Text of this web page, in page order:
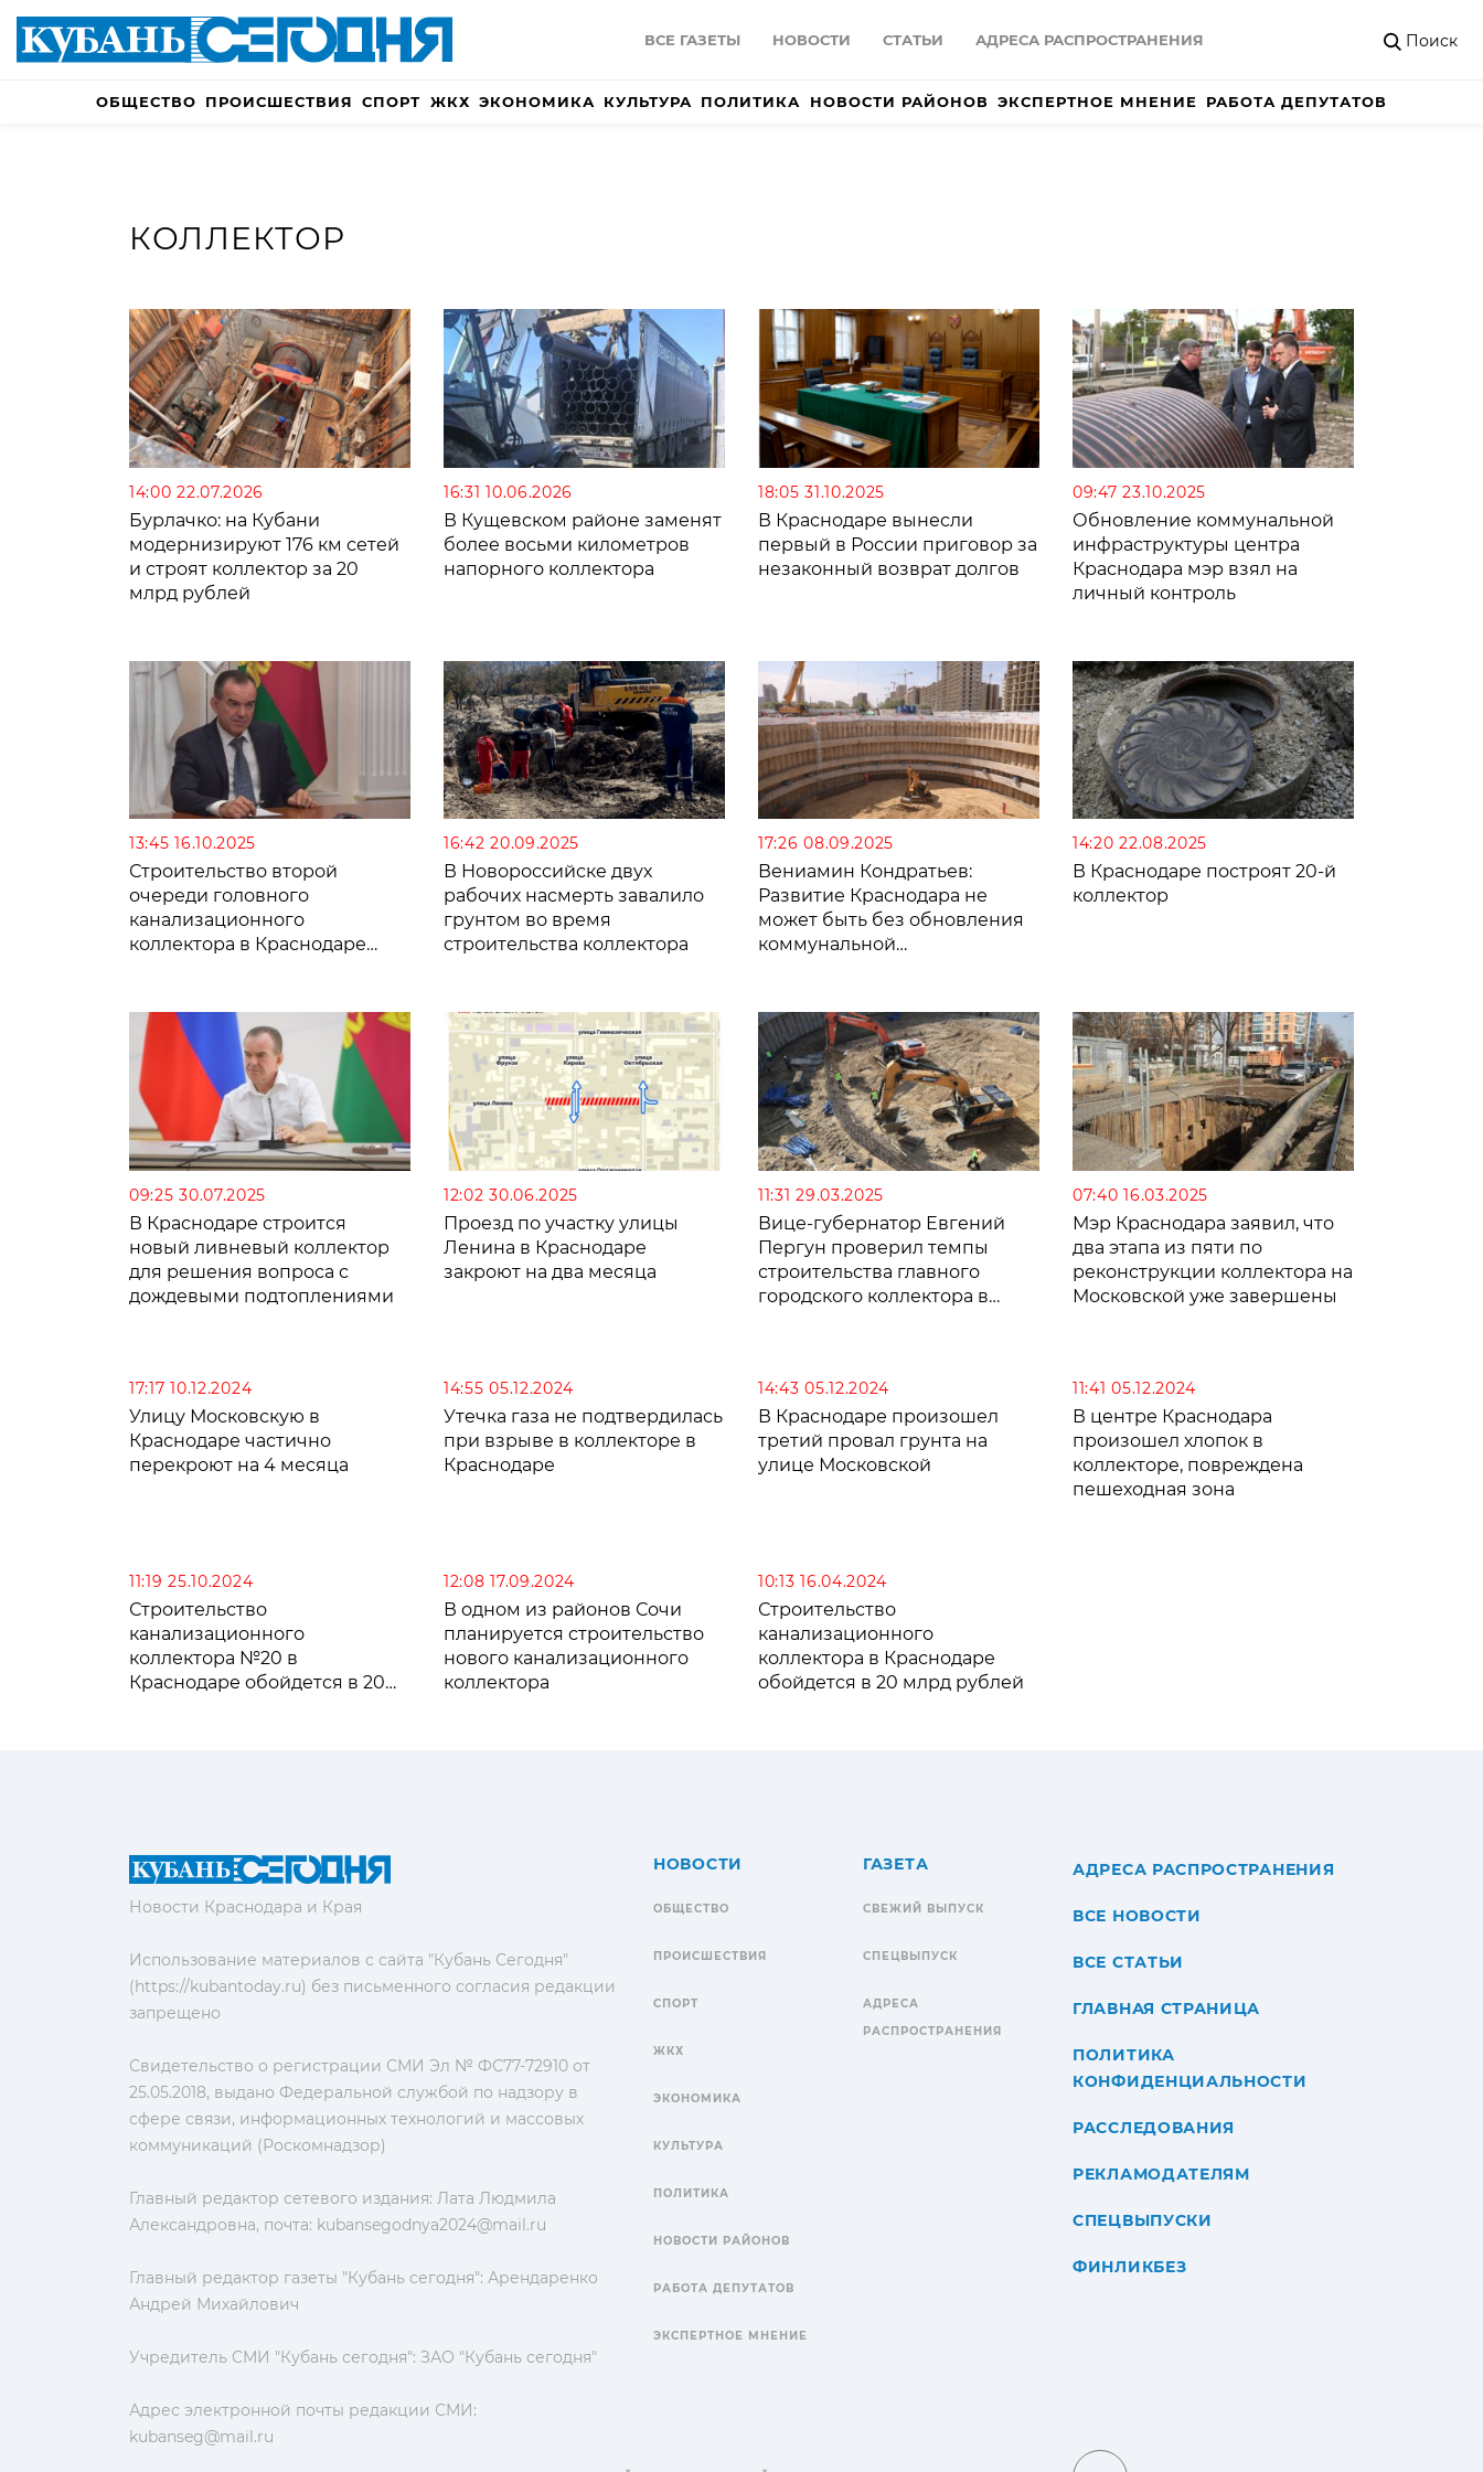
ВСЕ ГАЗЕТЫ НОВОСТИ СТАТЬИ АДРЕСА РАСПРОСТРАНЕНИЯ Поиск
ОБЩЕСТВО ПРОИСШЕСТВИЯ СПОРТ ЖКХ ЭКОНОМИКА КУЛЬТУРА ПОЛИТИКА НОВОСТИ РАЙОНОВ ЭКСПЕРТНОЕ МНЕНИЕ РАБОТА ДЕПУТАТОВ
КОЛЛЕКТОР
14:00 22.07.2026
Бурлачко: на Кубани
модернизируют 176 км сетей
и строят коллектор за 20
млрд рублей
16:31 10.06.2026
В Кущевском районе заменят
более восьми километров
напорного коллектора
18:05 31.10.2025
В Краснодаре вынесли
первый в России приговор за
незаконный возврат долгов
09:47 23.10.2025
Обновление коммунальной
инфраструктуры центра
Краснодара мэр взял на
личный контроль
13:45 16.10.2025
Строительство второй
очереди головного
канализационного
коллектора в Краснодаре
16:42 20.09.2025
В Новороссийске двух
рабочих насмерть завалило
грунтом во время
строительства коллектора
17:26 08.09.2025
Вениамин Кондратьев:
Развитие Краснодара не
может быть без обновления
коммунальной
14:20 22.08.2025
В Краснодаре построят 20-й
коллектор
09:25 30.07.2025
В Краснодаре строится
новый ливневый коллектор
для решения вопроса с
дождевыми подтоплениями
12:02 30.06.2025
Проезд по участку улицы
Ленина в Краснодаре
закроют на два месяца
11:31 29.03.2025
Вице-губернатор Евгений
Пергун проверил темпы
строительства главного
городского коллектора в
07:40 16.03.2025
Мэр Краснодара заявил, что
два этапа из пяти по
реконструкции коллектора на
Московской уже завершены
17:17 10.12.2024
Улицу Московскую в
Краснодаре частично
перекроют на 4 месяца
14:55 05.12.2024
Утечка газа не подтвердилась
при взрыве в коллекторе в
Краснодаре
14:43 05.12.2024
В Краснодаре произошел
третий провал грунта на
улице Московской
11:41 05.12.2024
В центре Краснодара
произошел хлопок в
коллекторе, повреждена
пешеходная зона
11:19 25.10.2024
Строительство
канализационного
коллектора №20 в
Краснодаре обойдется в 20
12:08 17.09.2024
В одном из районов Сочи
планируется строительство
нового канализационного
коллектора
10:13 16.04.2024
Строительство
канализационного
коллектора в Краснодаре
обойдется в 20 млрд рублей
Новости Краснодара и Края
Использование материалов с сайта "Кубань Сегодня"
(https://kubantoday.ru) без письменного согласия редакции
запрещено
Свидетельство о регистрации СМИ Эл № ФС77-72910 от
25.05.2018, выдано Федеральной службой по надзору в
сфере связи, информационных технологий и массовых
коммуникаций (Роскомнадзор)
Главный редактор сетевого издания: Лата Людмила
Александровна, почта: kubansegodnya2024@mail.ru
Главный редактор газеты "Кубань сегодня": Арендаренко
Андрей Михайлович
Учредитель СМИ "Кубань сегодня": ЗАО "Кубань сегодня"
Адрес электронной почты редакции СМИ:
kubanseg@mail.ru
НОВОСТИ
ОБЩЕСТВО
ПРОИСШЕСТВИЯ
СПОРТ
ЖКХ
ЭКОНОМИКА
КУЛЬТУРА
ПОЛИТИКА
НОВОСТИ РАЙОНОВ
РАБОТА ДЕПУТАТОВ
ЭКСПЕРТНОЕ МНЕНИЕ
ГАЗЕТА
СВЕЖИЙ ВЫПУСК
СПЕЦВЫПУСК
АДРЕСА
РАСПРОСТРАНЕНИЯ
АДРЕСА РАСПРОСТРАНЕНИЯ
ВСЕ НОВОСТИ
ВСЕ СТАТЬИ
ГЛАВНАЯ СТРАНИЦА
ПОЛИТИКА
КОНФИДЕНЦИАЛЬНОСТИ
РАССЛЕДОВАНИЯ
РЕКЛАМОДАТЕЛЯМ
СПЕЦВЫПУСКИ
ФИНЛИКБЕЗ